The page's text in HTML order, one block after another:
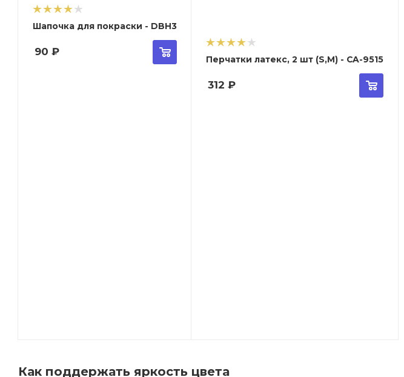
Шапочка для покраски - DBH3
90 ₽
Перчатки латекс, 2 шт (S,M) - CA-9515
312 ₽
Как поддержать яркость цвета